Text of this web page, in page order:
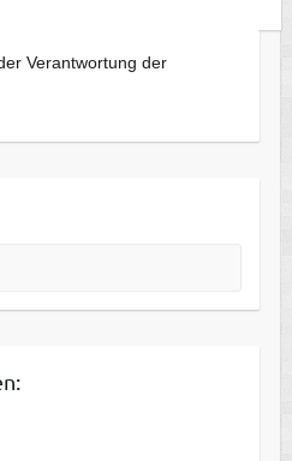
Verantwortung der